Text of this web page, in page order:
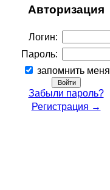
Авторизация
Логин:
Пароль:
запомнить меня
Забыли пароль?
Регистрация →